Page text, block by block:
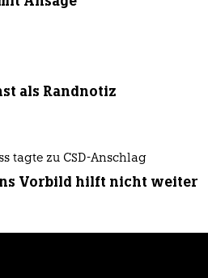
als Randnotiz
tagte zu CSD-Anschlag
Vorbild hilft nicht weiter